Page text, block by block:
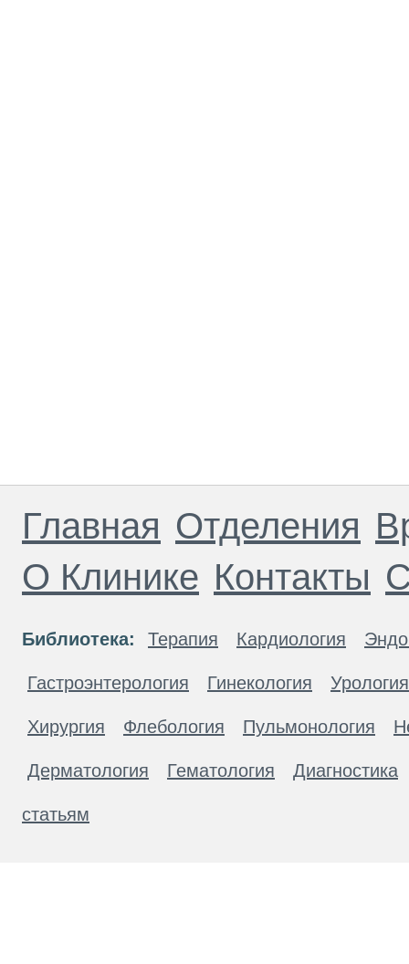
Главная Отделения
О Клинике Контакты
Библиотека: Терапия Кардиология
Гастроэнтерология Гинекология Урология
Хирургия Флебология Пульмонология
Дерматология Гематология Диагностика
статьям